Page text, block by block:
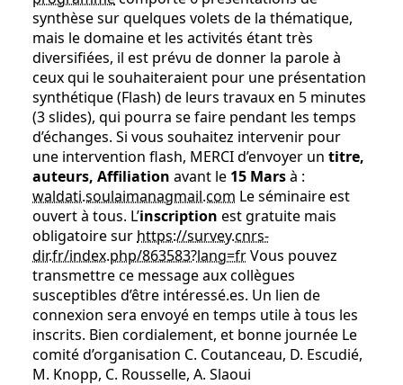
synthèse sur quelques volets de la thématique,
mais le domaine et les activités étant très
diversifiées, il est prévu de donner la parole à
ceux qui le souhaiteraient pour une présentation
synthétique (Flash) de leurs travaux en 5 minutes
(3 slides), qui pourra se faire pendant les temps
d’échanges. Si vous souhaitez intervenir pour
une intervention flash, MERCI d’envoyer un titre,
auteurs, Affiliation avant le 15 Marsà :
waldati.soulaimanagmail.com Le séminaire est
ouvert à tous. L’inscription est gratuite mais
obligatoire sur https://survey.cnrs-
dir.fr/index.php/863583?lang=frVous pouvez
transmettre ce message aux collègues
susceptibles d’être intéressé.es. Un lien de
connexion sera envoyé en temps utile à tous les
inscrits. Bien cordialement, et bonne journée Le
comité d’organisation C. Coutanceau, D. Escudié,
M. Knopp, C. Rousselle, A. Slaoui